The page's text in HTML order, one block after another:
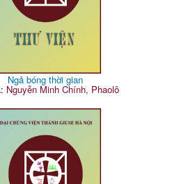
Ngả bóng thời gian
Nguyễn Minh Chính, Phaolô